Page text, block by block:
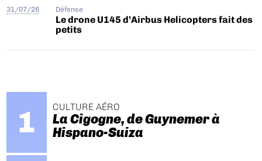
31/07/26 Défense
Le drone U145 d’Airbus Helicopters fait des
petits
CULTURE AÉRO
La Cigogne, de Guynemer à
Hispano-Suiza